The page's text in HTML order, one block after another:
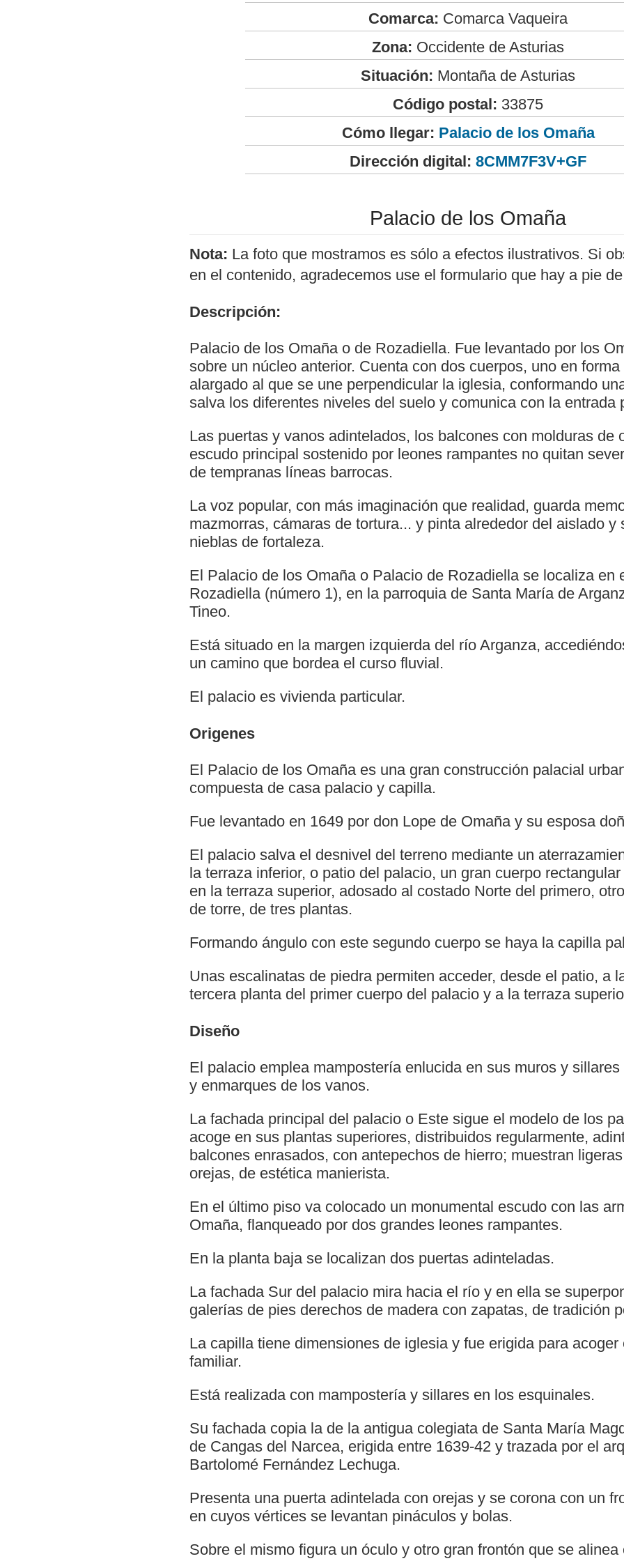
Comarca: Comarca Vaqueira
Zona: Occidente de Asturias
Situación: Montaña de Asturias
Código postal: 33875
Cómo llegar: Palacio de los Omaña
Dirección digital: 8CMM7F3V+GF
Palacio de los Omaña
Nota: La foto que mostramos es sólo a efectos ilustrativos. Si
en el contenido, agradecemos use el formulario que hay a pie
Descripción:
Palacio de los Omaña o de Rozadiella. Fue levantado por los
sobre un núcleo anterior. Cuenta con dos cuerpos, uno en
alargado al que se une perpendicular la iglesia, conformando
salva los diferentes niveles del suelo y comunica con la entrada
Las puertas y vanos adintelados, los balcones con molduras de
escudo principal sostenido por leones rampantes no quitan
de tempranas líneas barrocas.
La voz popular, con más imaginación que realidad, guarda
mazmorras, cámaras de tortura... y pinta alrededor del aislado y
nieblas de fortaleza.
El Palacio de los Omaña o Palacio de Rozadiella se localiza en
Rozadiella (número 1), en la parroquia de Santa María de
Tineo.
Está situado en la margen izquierda del río Arganza,
un camino que bordea el curso fluvial.
El palacio es vivienda particular.
Origenes
El Palacio de los Omaña es una gran construcción palacial
compuesta de casa palacio y capilla.
Fue levantado en 1649 por don Lope de Omaña y su esposa
El palacio salva el desnivel del terreno mediante un
la terraza inferior, o patio del palacio, un gran cuerpo
en la terraza superior, adosado al costado Norte del primero,
de torre, de tres plantas.
Formando ángulo con este segundo cuerpo se haya la capilla
Unas escalinatas de piedra permiten acceder, desde el patio, a
tercera planta del primer cuerpo del palacio y a la terraza
Diseño
El palacio emplea mampostería enlucida en sus muros y
y enmarques de los vanos.
La fachada principal del palacio o Este sigue el modelo de los
acoge en sus plantas superiores, distribuidos regularmente,
balcones enrasados, con antepechos de hierro; muestran
orejas, de estética manierista.
En el último piso va colocado un monumental escudo con las
Omaña, flanqueado por dos grandes leones rampantes.
En la planta baja se localizan dos puertas adinteladas.
La fachada Sur del palacio mira hacia el río y en ella se
galerías de pies derechos de madera con zapatas, de tradición
La capilla tiene dimensiones de iglesia y fue erigida para acoger
familiar.
Está realizada con mampostería y sillares en los esquinales.
Su fachada copia la de la antigua colegiata de Santa María
de Cangas del Narcea, erigida entre 1639-42 y trazada por el
Bartolomé Fernández Lechuga.
Presenta una puerta adintelada con orejas y se corona con un
en cuyos vértices se levantan pináculos y bolas.
Sobre el mismo figura un óculo y otro gran frontón que se